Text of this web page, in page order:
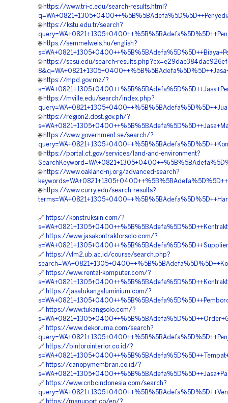
🌐 https://www.tri-c.edu/search-results.html?
🌐 https://kstu.edu.tr/search?
🌐 https://semmelweis.hu/english?
🌐 https://scsu.edu/search-
🌐 https://mpd.gov.mz/?
🌐 https://mville.edu/search/index.php?
🌐 https://region2.dost.gov.ph/?
🌐 https://www.government.se/search/?
🌐 https://portal.ct.gov/services/land-and-environment?
🌐 https://www.oakland-nj.org/advanced-search?
🌐 https://www.curry.edu/search-results?
🔗 https://konstruksiin.com/?
🔗 https://www.jasakontraktorsolo.com/?
🔗 https://vlm2.ub.ac.id/course/search.php?
🔗 https://www.rental-komputer.com/?
🔗 https://jasatukangaluminium.com/?
🔗 https://www.tukangsolo.com/?
🔗 https://www.dekoruma.com/search?
🔗 https://bintorointerior.co.id/?
🔗 https://canopymembran.co.id/?
🔗 https://www.cnbcindonesia.com/search?
🔗 https://manuport.co/en/?